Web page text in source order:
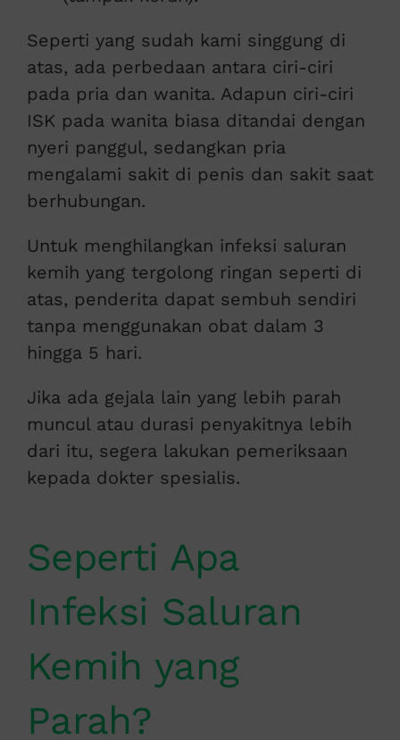
Seperti yang sudah kami singgung di
atas, ada perbedaan antara ciri-ciri
pada pria dan wanita. Adapun ciri-ciri
ISK pada wanita biasa ditandai dengan
nyeri panggul, sedangkan pria
mengalami sakit di penis dan sakit saat
berhubungan.
Untuk menghilangkan infeksi saluran
kemih yang tergolong ringan seperti di
atas, penderita dapat sembuh sendiri
tanpa menggunakan obat dalam 3
hingga 5 hari.
Jika ada gejala lain yang lebih parah
muncul atau durasi penyakitnya lebih
dari itu, segera lakukan pemeriksaan
kepada dokter spesialis.
Seperti Apa
Infeksi Saluran
Kemih yang
Parah?